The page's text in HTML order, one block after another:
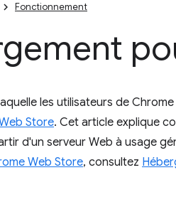
Fonctionnement
les utilisateurs de
Store. Cet article explique
d'un serveur Web à usage
Web Store, consultez